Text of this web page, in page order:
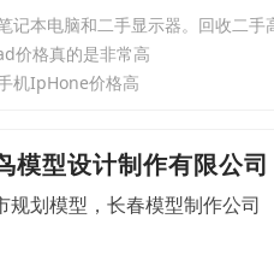
价格真的是非常高
机IpHone价格高
模型设计制作有限公司
划模型，长春模型制作公司